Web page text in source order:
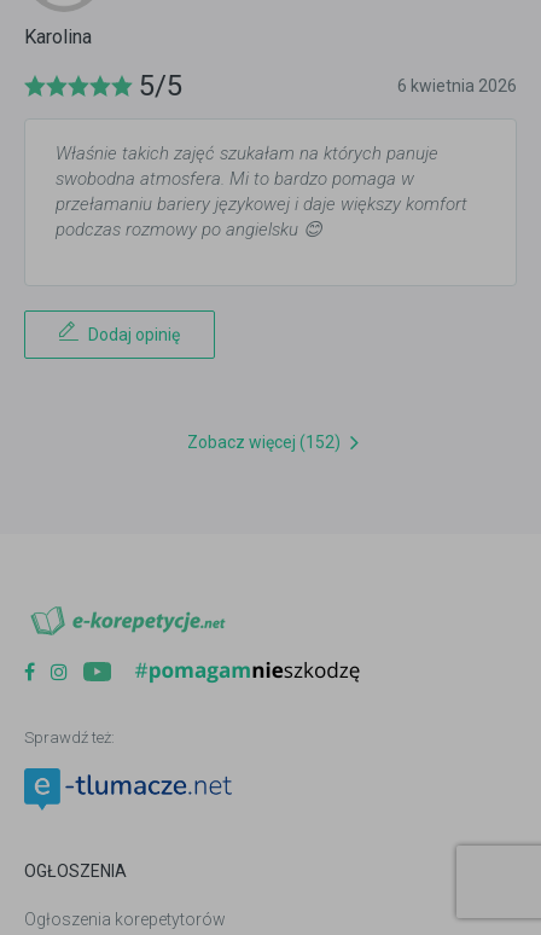
Karolina
5/5 6 kwietnia 2026
Właśnie takich zajęć szukałam na których panuje
swobodna atmosfera. Mi to bardzo pomaga w
przełamaniu bariery językowej i daje większy komfort
podczas rozmowy po angielsku 😊
Dodaj opinię
Zobacz więcej (152)
Sprawdź też:
OGŁOSZENIA
Ogłoszenia korepetytorów